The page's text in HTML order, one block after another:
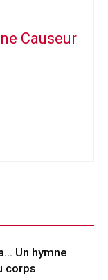
Causeur
Un hymne
corps